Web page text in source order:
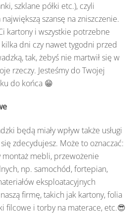
szklane półki etc.), czyli
szansę na zniszczenie.
kartony i wszystkie potrzebne
dni czy nawet tygodni przed
tak, żebyś nie martwił się w
rzeczy. Jesteśmy do Twojej
do końca 😁
będą miały wpływ także usługi
zdecydujesz. Może to oznaczać:
mebli, przewożenie
np. samochód, fortepian,
eksploatacyjnych
firmę, takich jak kartony, folia
filcowe i torby na materace, etc.😎